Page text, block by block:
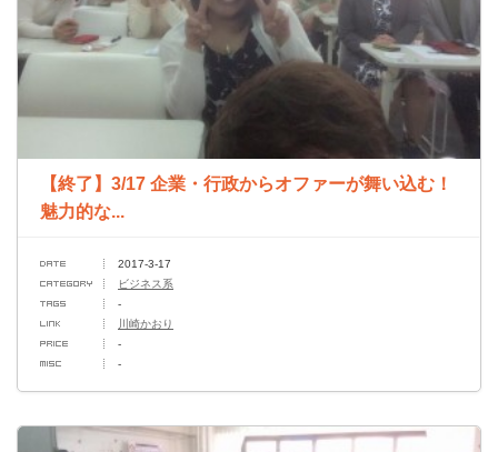
【終了】3/17 企業・行政からオファーが舞い込む！
魅力的な...
2017-3-17
ビジネス系
-
川崎かおり
-
-